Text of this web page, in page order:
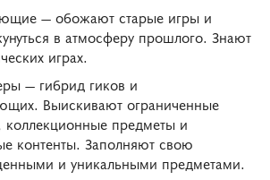
— обожают старые игры и
в атмосферу прошлого. Знают
играх.
— гибрид гиков и
Выискивают ограниченные
коллекционные предметы и
контенты. Заполняют свою
и уникальными предметами.